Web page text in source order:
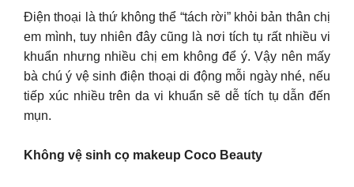
Điện thoại là thứ không thể “tách rời” khỏi bản thân chị
em mình, tuy nhiên đây cũng là nơi tích tụ rất nhiều vi
khuẩn nhưng nhiều chị em không để ý. Vậy nên mấy
bà chú ý vệ sinh điện thoại di động mỗi ngày nhé, nếu
tiếp xúc nhiều trên da vi khuẩn sẽ dễ tích tụ dẫn đến
mụn.
Không vệ sinh cọ makeup Coco Beauty